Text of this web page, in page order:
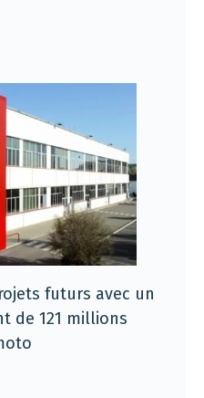
futurs avec un
de 121 millions